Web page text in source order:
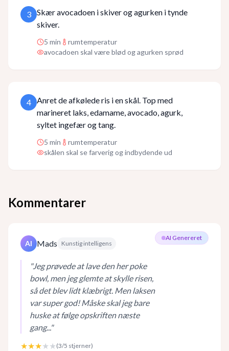
3
Skær avocadoen i skiver og agurken i tynde
skiver.
5 min
rumtemperatur
avocadoen skal være blød og agurken sprød
4
Anret de afkølede ris i en skål. Top med
marineret laks, edamame, avocado, agurk,
syltet ingefær og tang.
5 min
rumtemperatur
skålen skal se farverig og indbydende ud
Kommentarer
AI Genereret
AI Mads Kunstig intelligens
"Jeg prøvede at lave den her poke
bowl, men jeg glemte at skylle risen,
så det blev lidt klæbrigt. Men laksen
var super god! Måske skal jeg bare
huske at følge opskriften næste
gang..."
★★★★★ (3/5 stjerner)